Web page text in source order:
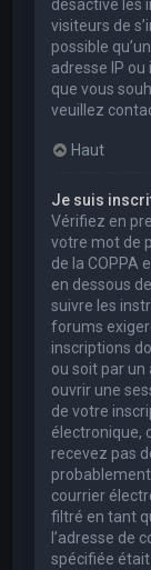
désactivé les
visiteurs de
possible
adresse IP
que vous
veuillez
Haut
Je suis
Vérifiez en
votre mot de
de la COPPA
en dessous
suivre les
forums
inscriptions
ou soit par
ouvrir une
de votre
électronique,
recevez pas
courrier
filtré en tant
l’adresse de
spécifiée